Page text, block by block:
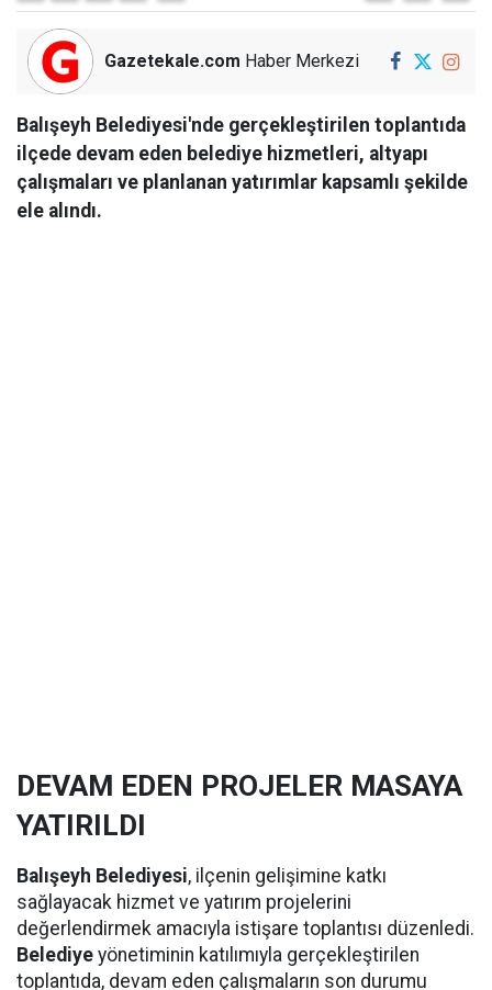
Gazetekale.com Haber Merkezi
Balışeyh Belediyesi'nde gerçekleştirilen toplantıda
ilçede devam eden belediye hizmetleri, altyapı
çalışmaları ve planlanan yatırımlar kapsamlı şekilde
ele alındı.
DEVAM EDEN PROJELER MASAYA
YATIRILDI
Balışeyh Belediyesi, ilçenin gelişimine katkı
sağlayacak hizmet ve yatırım projelerini
değerlendirmek amacıyla istişare toplantısı düzenledi.
Belediye yönetiminin katılımıyla gerçekleştirilen
toplantıda, devam eden çalışmaların son durumu